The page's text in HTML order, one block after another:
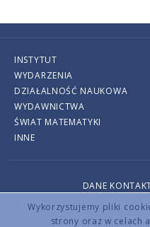
Wykorzystujemy pliki
strony oraz w celach
INSTYTUT
WYDARZENIA
DZIAŁALNOŚĆ NAUKOWA
WYDAWNICTWA
ŚWIAT MATEMATYKI
INNE
DANE
Copyright © 2026 by